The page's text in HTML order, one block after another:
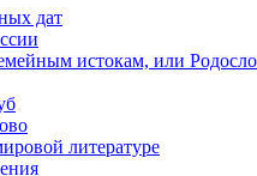
дат
истокам, или
литературе